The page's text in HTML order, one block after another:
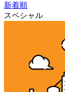
新着順
スペシャル